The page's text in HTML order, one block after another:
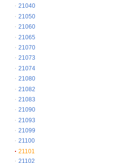
21040
21050
21060
21065
21070
21073
21074
21080
21082
21083
21090
21093
21099
21100
21101
21102